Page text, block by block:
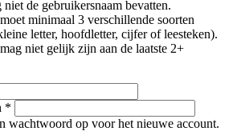
de gebruikersnaam bevatten.
minimaal 3 verschillende soorten
letter, hoofdletter, cijfer of leesteken).
niet gelijk zijn aan de laatste 2+
*
wachtwoord op voor het nieuwe account.